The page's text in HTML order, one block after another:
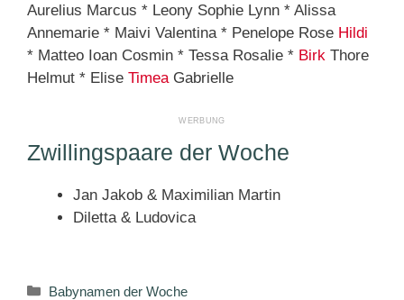
Aurelius Marcus * Leony Sophie Lynn * Alissa
Annemarie * Maivi Valentina * Penelope Rose Hildi
* Matteo Ioan Cosmin * Tessa Rosalie * Birk Thore
Helmut * Elise Timea Gabrielle
Zwillingspaare der Woche
Jan Jakob & Maximilian Martin
Diletta & Ludovica
Kategorien
Babynamen der Woche